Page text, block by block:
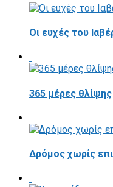
Οι ευχές του
365 μέρες θλίψης
Δρόμος χωρίς